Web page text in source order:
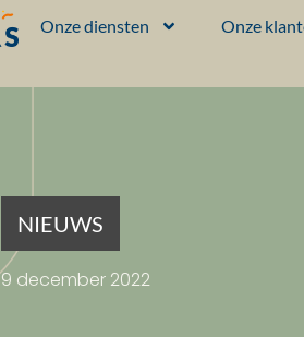
Onze diensten Onze
NIEUWS
9 december 2022